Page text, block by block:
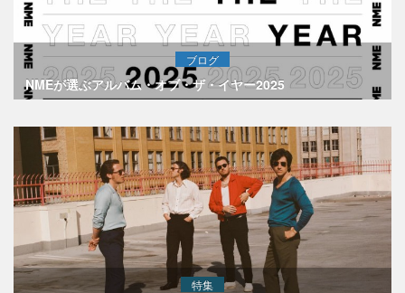
ブログ
NMEが選ぶアルバム・オブ・ザ・イヤー2025
特集